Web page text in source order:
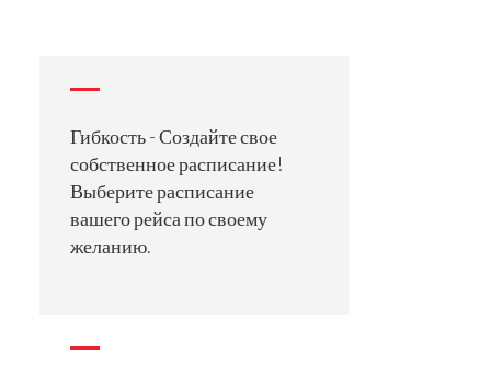
Гибкость - Создайте свое
собственное расписание!
Выберите расписание
вашего рейса по своему
желанию.